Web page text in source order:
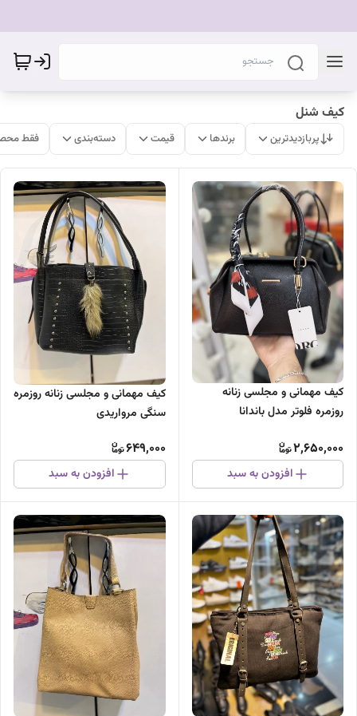
کیف شنل
پربازدیدترین برندها قیمت دسته‌بندی فقط
کیف مهمانی و مجلسی زنانه
روزمره فلوتر مدل باندانا
2,650,000
افزودن به سبد
کیف مهمانی و مجلسی زنانه روزمره
سنگی مرواریدی
649,000
افزودن به سبد